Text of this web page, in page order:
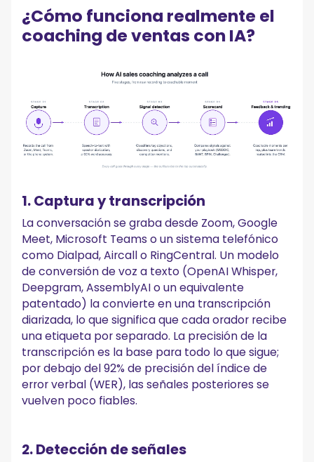
¿Cómo funciona realmente el
coaching de ventas con IA?
1. Captura y transcripción
La conversación se graba desde Zoom, Google
Meet, Microsoft Teams o un sistema telefónico
como Dialpad, Aircall o RingCentral. Un modelo
de conversión de voz a texto (OpenAI Whisper,
Deepgram, AssemblyAI o un equivalente
patentado) la convierte en una transcripción
diarizada, lo que significa que cada orador recibe
una etiqueta por separado. La precisión de la
transcripción es la base para todo lo que sigue;
por debajo del 92% de precisión del índice de
error verbal (WER), las señales posteriores se
vuelven poco fiables.
2. Detección de señales